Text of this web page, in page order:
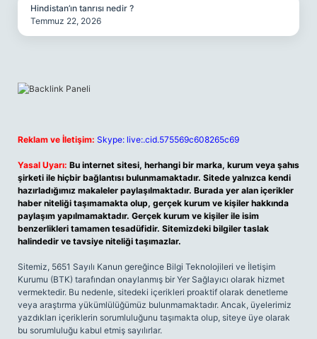
Hindistan’ın tanrısı nedir ?
Temmuz 22, 2026
Reklam ve İletişim: Skype: live:.cid.575569c608265c69
Yasal Uyarı: Bu internet sitesi, herhangi bir marka, kurum veya şahıs
şirketi ile hiçbir bağlantısı bulunmamaktadır. Sitede yalnızca kendi
hazırladığımız makaleler paylaşılmaktadır. Burada yer alan içerikler
haber niteliği taşımamakta olup, gerçek kurum ve kişiler hakkında
paylaşım yapılmamaktadır. Gerçek kurum ve kişiler ile isim
benzerlikleri tamamen tesadüfidir. Sitemizdeki bilgiler taslak
halindedir ve tavsiye niteliği taşımazlar.
Sitemiz, 5651 Sayılı Kanun gereğince Bilgi Teknolojileri ve İletişim
Kurumu (BTK) tarafından onaylanmış bir Yer Sağlayıcı olarak hizmet
vermektedir. Bu nedenle, sitedeki içerikleri proaktif olarak denetleme
veya araştırma yükümlülüğümüz bulunmamaktadır. Ancak, üyelerimiz
yazdıkları içeriklerin sorumluluğunu taşımakta olup, siteye üye olarak
bu sorumluluğu kabul etmiş sayılırlar.